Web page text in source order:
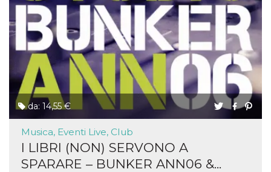
da: 14,55 €
Musica, Eventi Live, Club
I LIBRI (NON) SERVONO A
SPARARE – BUNKER ANN06 &...